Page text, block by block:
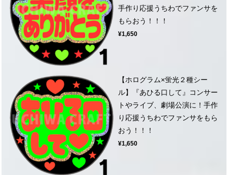
手作り応援うちわでファンサを
もらおう！！！
¥1,650
【ホログラム×蛍光２種シー
ル】『あひる口して』コンサー
トやライブ、劇場公演に！手作
り応援うちわでファンサをもら
おう！！！
¥1,650